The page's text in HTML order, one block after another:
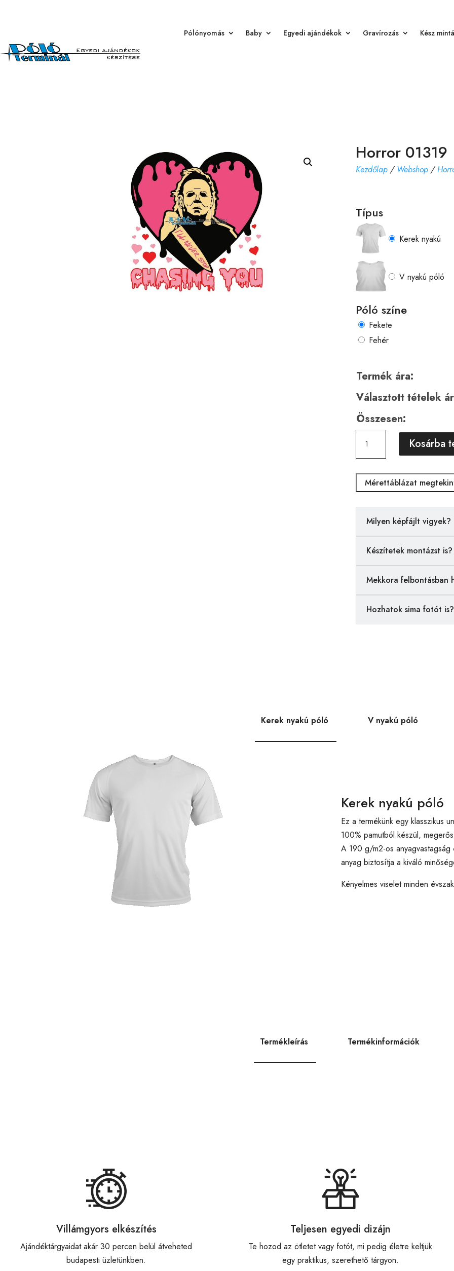
Pólónyomás Baby Egyedi ajándékok Gravírozás Kész
Horror 01319
Kezdőlap/ Webshop/
Típus
Kerek nyakú
V nyakú póló
Póló színe
Fekete
Fehér
Termék ára:
Választott tételek
Összesen:
01319
Kosárba
Mérettáblázat
Milyen képfájlt vigyek?
Készítetek montázst is?
Mekkora felbontásban
Hozhatok sima fotót is?
Kerek nyakú póló V nyakú póló
Kerek nyakú póló
Ez a termékünk egy klasszikus
100% pamutból készül,
A 190 g/m2-os
anyag biztosítja a kiváló
Kényelmes viselet minden
Termékleírás Termékinformációk
Villámgyors elkészítés
Ajándéktárgyaidat akár 30 percen belül átveheted
budapesti üzletünkben.
Teljesen egyedi dizájn
Te hozod az ötletet vagy fotót, mi pedig életre keltjük
egy praktikus, szerethető tárgyon.